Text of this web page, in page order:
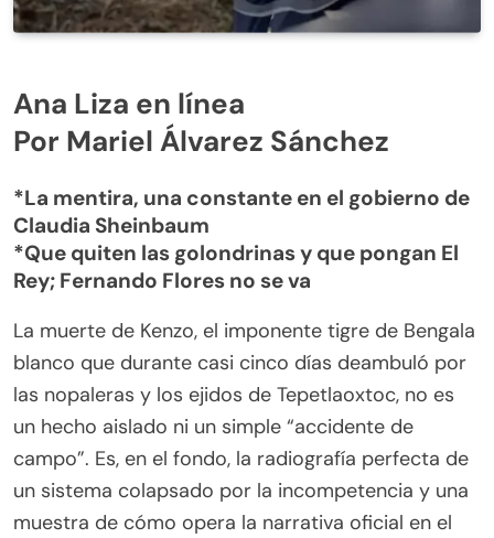
Ana Liza en línea
Por Mariel Álvarez Sánchez
*La mentira, una constante en el gobierno de
Claudia Sheinbaum
*Que quiten las golondrinas y que pongan El
Rey; Fernando Flores no se va
La muerte de Kenzo, el imponente tigre de Bengala
blanco que durante casi cinco días deambuló por
las nopaleras y los ejidos de Tepetlaoxtoc, no es
un hecho aislado ni un simple “accidente de
campo”. Es, en el fondo, la radiografía perfecta de
un sistema colapsado por la incompetencia y una
muestra de cómo opera la narrativa oficial en el